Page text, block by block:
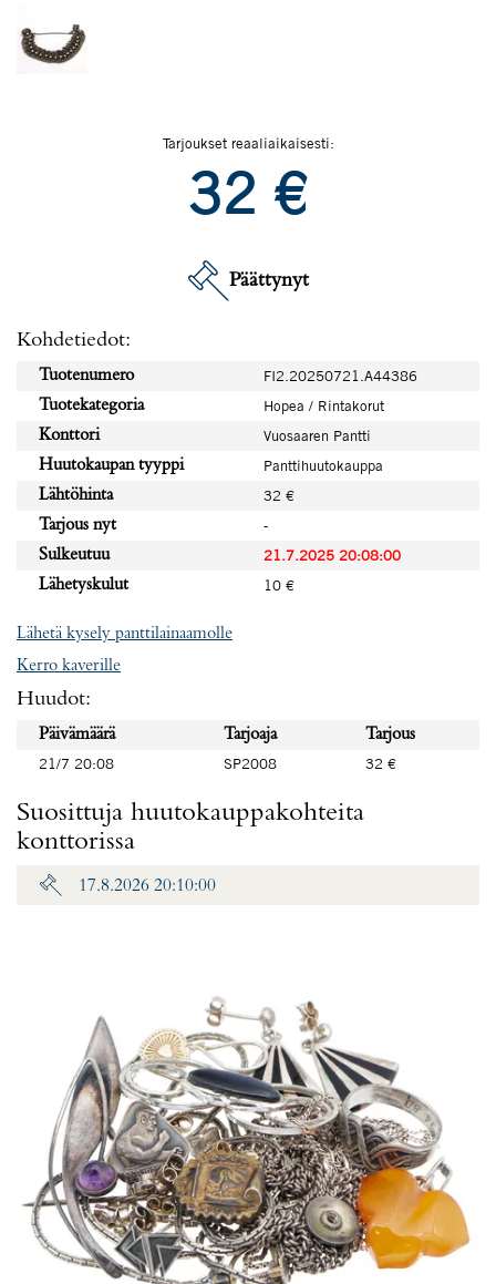
Tarjoukset reaaliaikaisesti:
32 €
Päättynyt
Kohdetiedot:
Tuotenumero
FI2.20250721.A44386
Tuotekategoria
Hopea / Rintakorut
Konttori
Vuosaaren Pantti
Huutokaupan tyyppi
Panttihuutokauppa
Lähtöhinta
32 €
Tarjous nyt
-
Sulkeutuu
21.7.2025 20:08:00
Lähetyskulut
10 €
Lähetä kysely panttilainaamolle
Kerro kaverille
Huudot:
Päivämäärä Tarjoaja
Tarjous
21/7 20:08
SP2008 32 €
Suosittuja huutokauppakohteita
konttorissa
17.8.2026 20:10:00